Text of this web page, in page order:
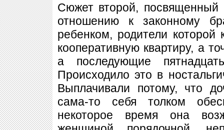
Сюжет второй, посвященный
отношению к законному
ребенком, родители которой
кооперативную квартиру, а
а последующие
Происходило это в
Выплачивали потому, что
сама-то себя толком
некоторое время она